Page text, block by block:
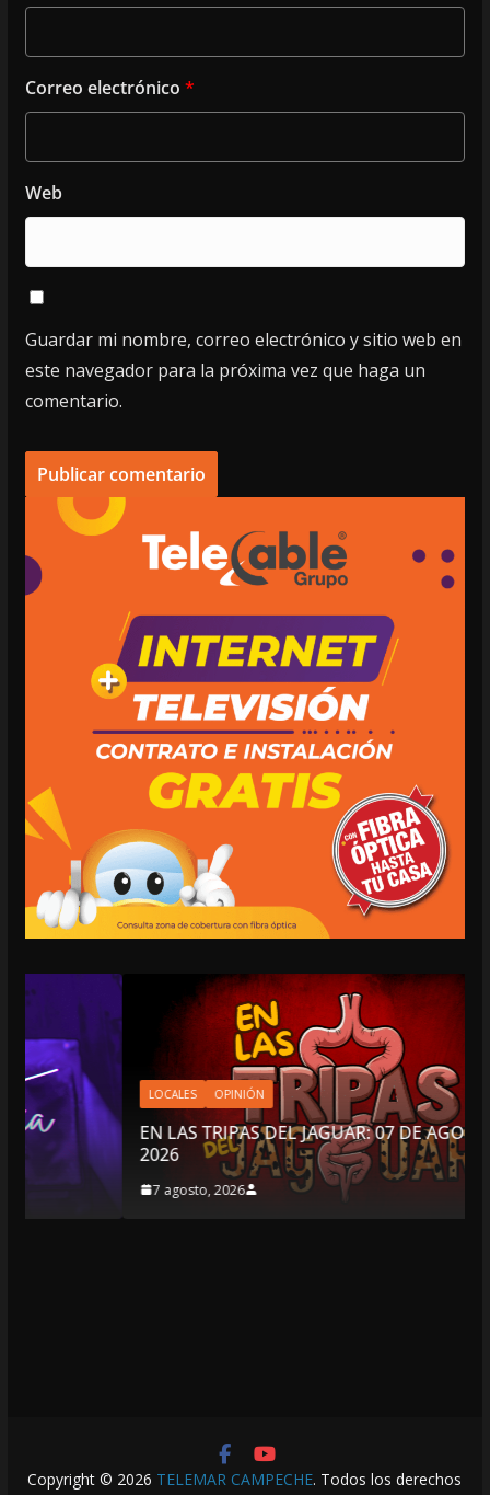
Correo electrónico *
Web
Guardar mi nombre, correo electrónico y sitio web en
este navegador para la próxima vez que haga un
comentario.
LOCALES OPINIÓN
EN LAS TRIPAS DEL JAGUAR: 07 DE AGOSTO DE
2026
7 agosto, 2026
Copyright © 2026 TELEMAR CAMPECHE. Todos los derechos